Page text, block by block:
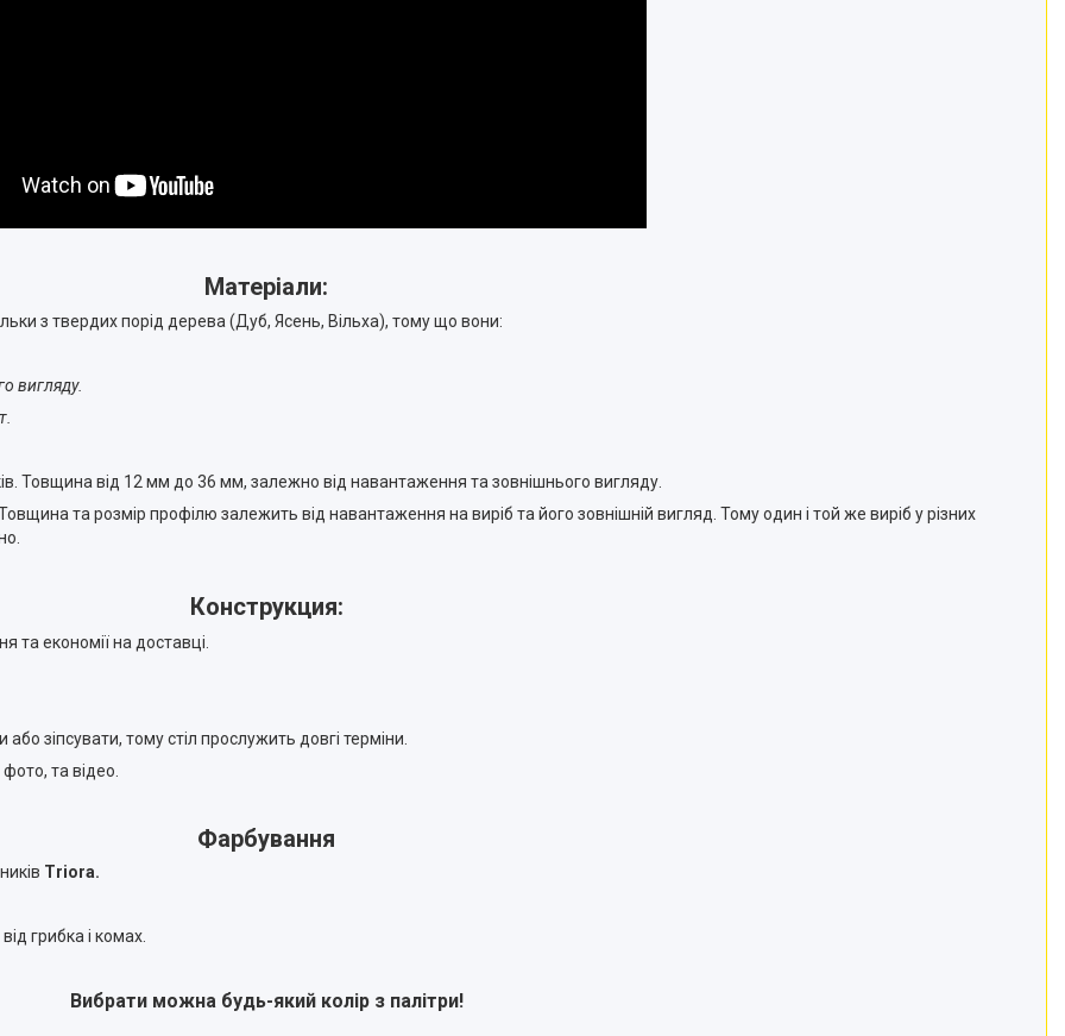
Матеріали:
з твердих порід дерева (Дуб, Ясень, Вільха), тому що вони:
вигляду.
Товщина від 12 мм до 36 мм, залежно від навантаження та зовнішнього вигляду.
та розмір профілю залежить від навантаження на виріб та його зовнішній вигляд. Тому один і той же виріб у різних
Конструкция:
та економії на доставці.
зіпсувати, тому стіл прослужить довгі терміни.
фото, та відео.
Фарбування
Triora.
від грибка і комах.
Вибрати можна будь-який колір з палітри!